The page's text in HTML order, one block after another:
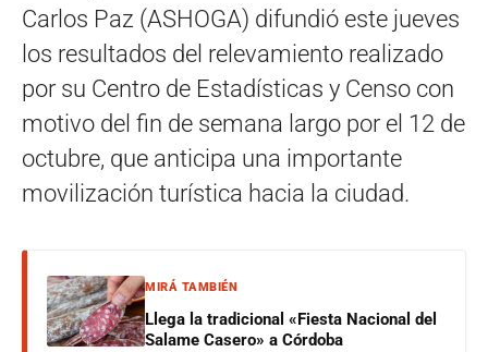
Carlos Paz (ASHOGA) difundió este jueves
los resultados del relevamiento realizado
por su Centro de Estadísticas y Censo con
motivo del fin de semana largo por el 12 de
octubre, que anticipa una importante
movilización turística hacia la ciudad.
MIRÁ TAMBIÉN
Llega la tradicional «Fiesta Nacional del
Salame Casero» a Córdoba